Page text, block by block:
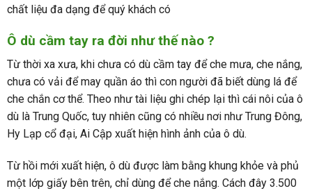
chất liệu đa dạng để quý khách có
Ô dù cầm tay ra đời như thế nào ?
Từ thời xa xưa, khi chưa có dù cầm tay để che mưa, che nắng,
chưa có vải để may quần áo thì con người đã biết dùng lá để
che chắn cơ thể. Theo như tài liệu ghi chép lại thì cái nôi của ô
dù là Trung Quốc, tuy nhiên cũng có nhiều nơi như Trung Đông,
Hy Lạp cổ đại, Ai Cập xuất hiện hình ảnh của ô dù.
Từ hồi mới xuất hiện, ô dù được làm bằng khung khỏe và phủ
một lớp giấy bên trên, chỉ dùng để che nắng. Cách đây 3.500